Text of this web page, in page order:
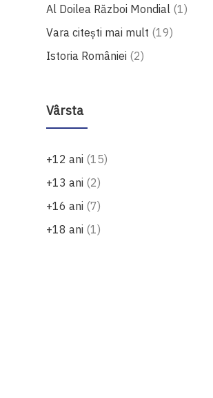
Al Doilea Război Mondial 1produs
Vara citești mai mult 19produse
Istoria României 2produse
Vârsta
+12 ani 15produse
+13 ani 2produse
+16 ani 7produse
+18 ani 1produs